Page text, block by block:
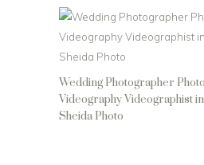
Wedding Photographer
Videography Videographist
Sheida Photo